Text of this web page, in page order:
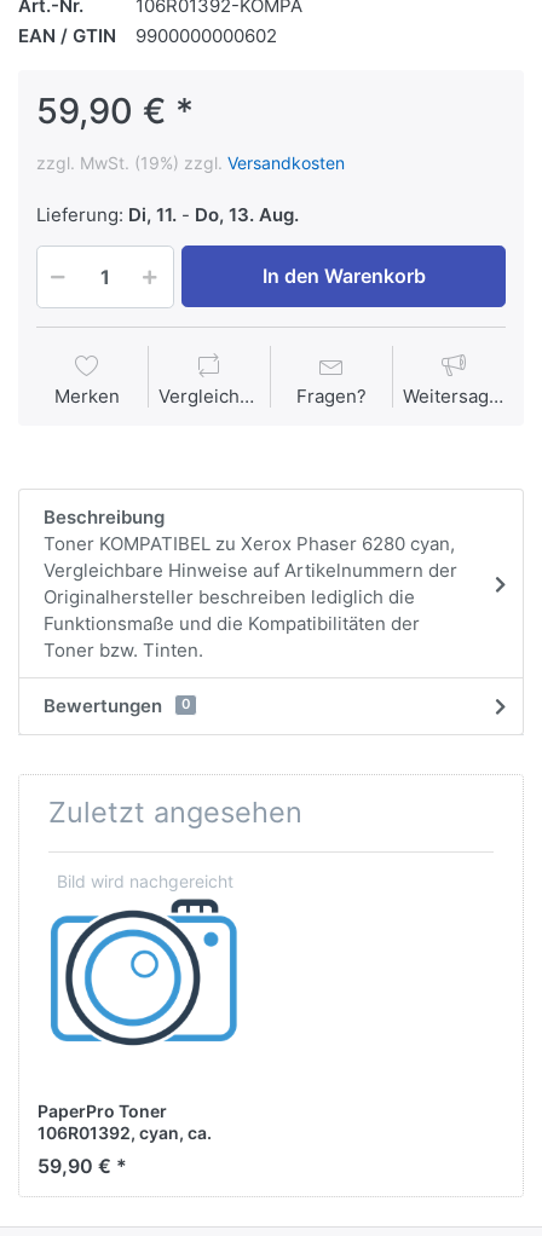
Art.-Nr.
106R01392-KOMPA
EAN / GTIN
9900000000602
59,90 € *
zzgl. MwSt. (19%) zzgl. Versandkosten
Lieferung: Di, 11. - Do, 13. Aug.
In den Warenkorb
Merken Vergleichen Fragen? Weitersagen
Beschreibung
Toner KOMPATIBEL zu Xerox Phaser 6280 cyan,
Vergleichbare Hinweise auf Artikelnummern der
Originalhersteller beschreiben lediglich die
Funktionsmaße und die Kompatibilitäten der
Toner bzw. Tinten.
Bewertungen 0
Zuletzt angesehen
PaperPro Toner
106R01392, cyan, ca.
5.900 Seiten
59,90 € *